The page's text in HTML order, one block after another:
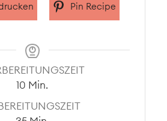
Pin Recipe
10 Minuten
Min.